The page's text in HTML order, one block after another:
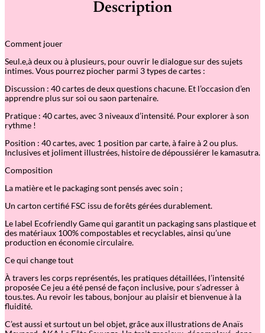
j
u
Description
Comment jouer
Seul.e,à deux ou à plusieurs, pour ouvrir le dialogue sur des sujets
intimes. Vous pourrez piocher parmi 3 types de cartes :
Discussion : 40 cartes de deux questions chacune. Et l’occasion d’en
apprendre plus sur soi ou saon partenaire.
Pratique : 40 cartes, avec 3 niveaux d’intensité. Pour explorer à son
rythme !
Position : 40 cartes, avec 1 position par carte, à faire à 2 ou plus.
Inclusives et joliment illustrées, histoire de dépoussiérer le kamasutra.
Composition
La matière et le packaging sont pensés avec soin ;
Un carton certifié FSC issu de forêts gérées durablement.
Le label Ecofriendly Game qui garantit un packaging sans plastique et
des matériaux 100% compostables et recyclables, ainsi qu’une
production en économie circulaire.
Ce qui change tout
À travers les corps représentés, les pratiques détaillées, l’intensité
proposée Ce jeu a été pensé de façon inclusive, pour s’adresser à
tous.tes. Au revoir les tabous, bonjour au plaisir et bienvenue à la
fluidité.
C’est aussi et surtout un bel objet, grâce aux illustrations de Anaïs